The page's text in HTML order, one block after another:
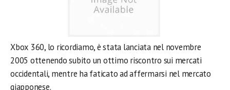
Xbox 360, lo ricordiamo, è stata lanciata nel novembre
2005 ottenendo subito un ottimo riscontro sui mercati
occidentali, mentre ha faticato ad affermarsi nel mercato
giapponese.